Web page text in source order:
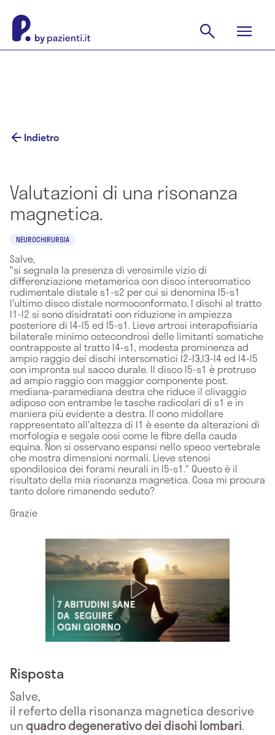
Indietro
Valutazioni di una risonanza
magnetica.
NEUROCHIRURGIA
Salve,
"si segnala la presenza di verosimile vizio di
differenziazione metamerica con disco intersomatico
rudimentale distale s1-s2 per cui si denomina l5-s1
l'ultimo disco distale normoconformato. I dischi al tratto
l1-l2 si sono disidratati con riduzione in ampiezza
posteriore di l4-l5 ed l5-s1. Lieve artrosi interapofisiaria
bilaterale minimo ostecondrosi delle limitanti somatiche
contrapposte al tratto l4-s1, modesta prominenza ad
ampio raggio dei dischi intersomatici l2-l3,l3-l4 ed l4-l5
con impronta sul sacco durale. Il disco l5-s1 è protruso
ad ampio raggio con maggior componente post.
mediana-paramediana destra che riduce il clivaggio
adiposo con entrambe le tasche radicolari di s1 e in
maniera più evidente a destra. Il cono midollare
rappresentato all'altezza di l1 è esente da alterazioni di
morfologia e segale così come le fibre della cauda
equina. Non si osservano espansi nello speco vertebrale
che mostra dimensioni normali. Lieve stenosi
spondilosica dei forami neurali in l5-s1." Questo è il
risultato della mia risonanza magnetica. Cosa mi procura
tanto dolore rimanendo seduto?
Grazie
Risposta
Salve,
il referto della risonanza magnetica descrive
unquadro degenerativo dei dischi lombari.